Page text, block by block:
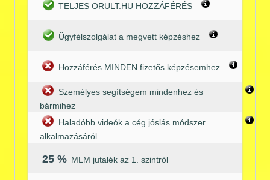
TELJES ORULT.HU HOZZÁFÉRÉS
Ügyfélszolgálat a megvett képzéshez
Hozzáférés MINDEN fizetős képzésemhez
Személyes segítségem mindenhez és
bármihez
Haladóbb videók a cég jóslás módszer
alkalmazásáról
25 % MLM jutalék az 1. szintről